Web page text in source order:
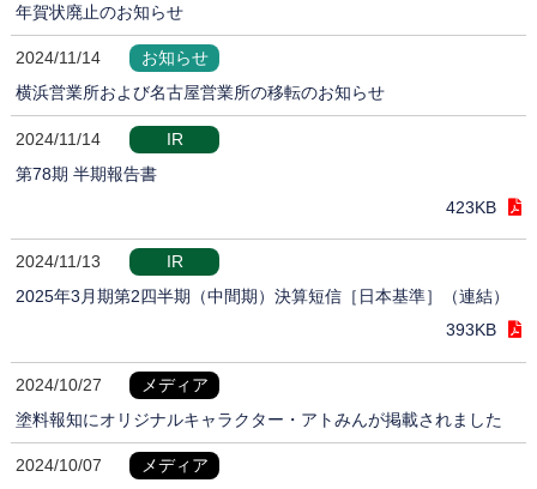
年賀状廃止のお知らせ
2024/11/14
お知らせ
横浜営業所および名古屋営業所の移転のお知らせ
2024/11/14
IR
第78期 半期報告書
423KB
2024/11/13
IR
2025年3月期第2四半期（中間期）決算短信［日本基準］（連結）
393KB
2024/10/27
メディア
塗料報知にオリジナルキャラクター・アトみんが掲載されました
2024/10/07
メディア